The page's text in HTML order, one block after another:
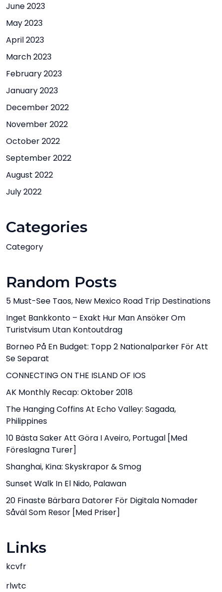
June 2023
May 2023
April 2023
March 2023
February 2023
January 2023
December 2022
November 2022
October 2022
September 2022
August 2022
July 2022
Categories
Category
Random Posts
5 Must-See Taos, New Mexico Road Trip Destinations
Inget Bankkonto – Exakt Hur Man Ansöker Om
Turistvisum Utan Kontoutdrag
Borneo På En Budget: Topp 2 Nationalparker För Att
Se Separat
CONNECTING ON THE ISLAND OF IOS
AK Monthly Recap: Oktober 2018
The Hanging Coffins At Echo Valley: Sagada,
Philippines
10 Bästa Saker Att Göra I Aveiro, Portugal [med
Föreslagna Turer]
Shanghai, Kina: Skyskrapor & Smog
Sunset Walk In El Nido, Palawan
20 Finaste Bärbara Datorer För Digitala Nomader
Såväl Som Resor [med Priser]
Links
kcvfr
rlwtc